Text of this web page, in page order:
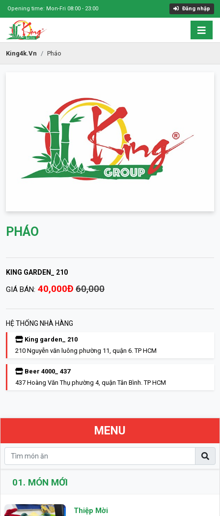
Opening time: Mon-Fri 08:00 - 23:00 Đăng nhập
King4k.vn Pháo
PHÁO
KING GARDEN_ 210
GIÁ BÁN: 40,000Đ 60,000
HỆ THỐNG NHÀ HÀNG
King garden_ 210
210 Nguyễn văn luông phường 11, quận 6. TP HCM
Beer 4000_ 437
437 Hoàng Văn Thụ phường 4, quận Tân Bình. TP HCM
MENU
01. MÓN MỚI
Thiệp Mời